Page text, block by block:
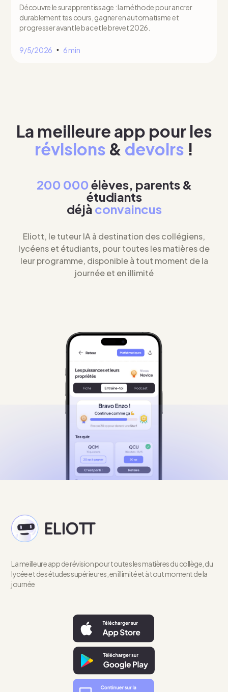
Découvre le surapprentissage : la méthode pour ancrer
durablement tes cours, gagner en automatisme et
progresser avant le bac et le brevet 2026.
9/5/2026 • 6 min
La meilleure app pour les
révisions & devoirs !
200 000élèves, parents &
étudiants
déjà convaincus
Eliott, le tuteur IA à destination des collégiens,
lycéens et étudiants, pour toutes les matières de
leur programme, disponible à tout moment de la
journée et en illimité
La meilleure app de révision pour toutes les matières du collège, du
lycée et des études supérieures, en illimité et à tout moment de la
journée